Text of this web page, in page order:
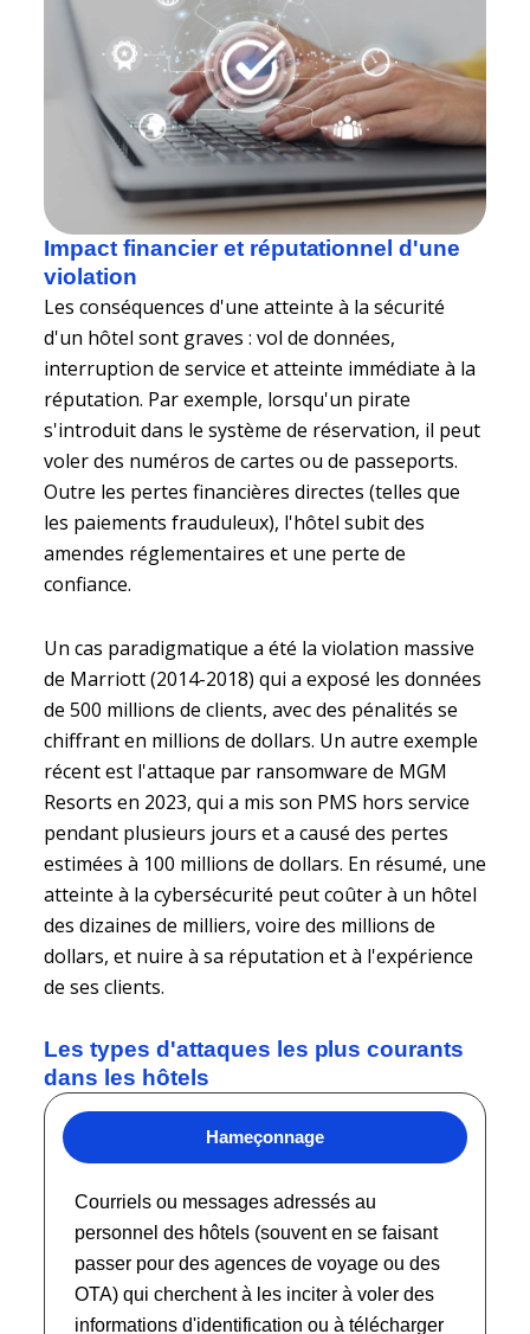
Impact financier et réputationnel d'une
violation
Les conséquences d'une atteinte à la sécurité
d'un hôtel sont graves : vol de données,
interruption de service et atteinte immédiate à la
réputation. Par exemple, lorsqu'un pirate
s'introduit dans le système de réservation, il peut
voler des numéros de cartes ou de passeports.
Outre les pertes financières directes (telles que
les paiements frauduleux), l'hôtel subit des
amendes réglementaires et une perte de
confiance.
Un cas paradigmatique a été la violation massive
de Marriott (2014-2018) qui a exposé les données
de 500 millions de clients, avec des pénalités se
chiffrant en millions de dollars. Un autre exemple
récent est l'attaque par ransomware de MGM
Resorts en 2023, qui a mis son PMS hors service
pendant plusieurs jours et a causé des pertes
estimées à 100 millions de dollars. En résumé, une
atteinte à la cybersécurité peut coûter à un hôtel
des dizaines de milliers, voire des millions de
dollars, et nuire à sa réputation et à l'expérience
de ses clients.
Les types d'attaques les plus courants
dans les hôtels
Hameçonnage
Courriels ou messages adressés au
personnel des hôtels (souvent en se faisant
passer pour des agences de voyage ou des
OTA) qui cherchent à les inciter à voler des
informations d'identification ou à télécharger